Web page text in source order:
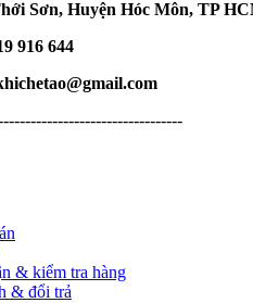
Sơn, Huyện Hóc Môn, TP
916 644
& kiểm tra hàng
& đổi trả